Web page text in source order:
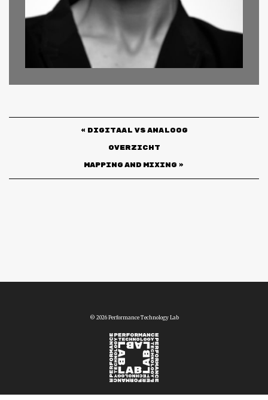
« DIGITAAL VS ANALOOG
Overzicht
MAPPING AND MIXING »
© 2026 Performance Technology Lab